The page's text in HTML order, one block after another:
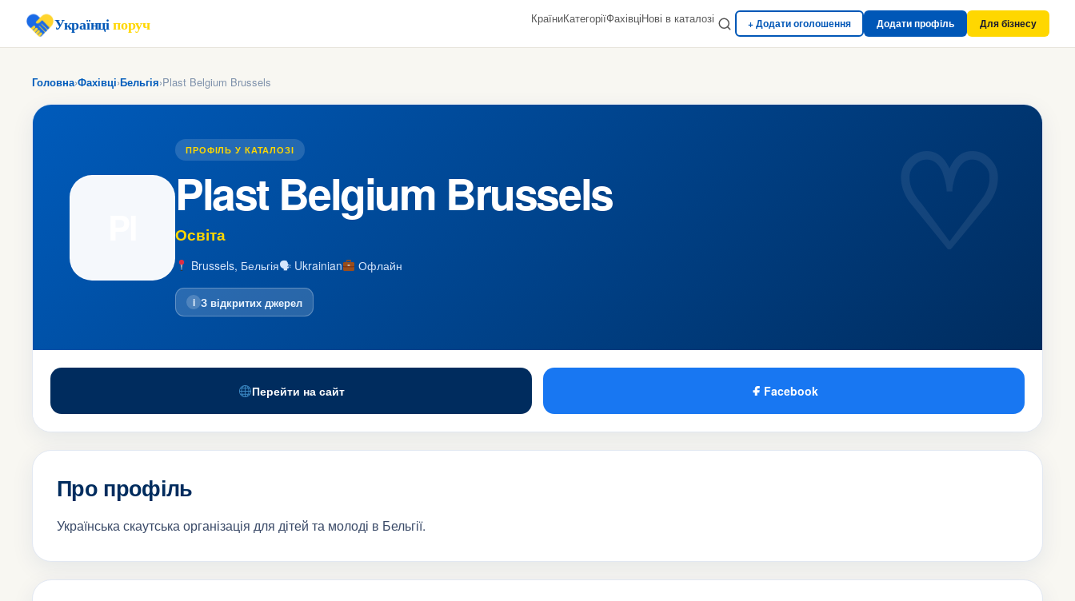
Українціпоруч КраїниКатегоріїФахівціНові в каталозі + Додати оголошення Додати профіль Для бізнесу
Головна›Фахівці›Бельгія›Plast Belgium Brussels
ПРОФІЛЬ У КАТАЛОЗІ
Plast Belgium Brussels
Освіта
Brussels, Бельгія🗣 Ukrainian Офлайн
i З відкритих джерел
Перейти на сайт Facebook
Про профіль
Українська скаутська організація для дітей та молоді в Бельгії.